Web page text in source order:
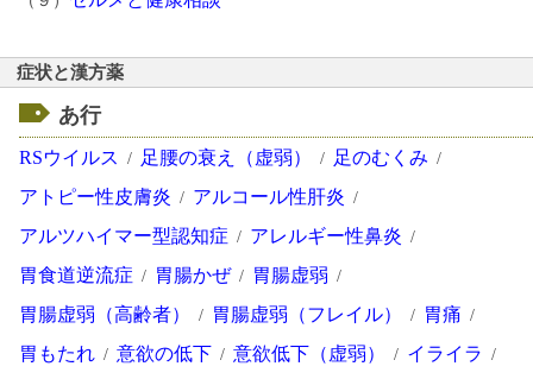
症状と漢方薬
あ行
RSウイルス 足腰の衰え（虚弱）
足のむくみ
アトピー性皮膚炎
アルコール性肝炎
アルツハイマー型認知症
アレルギー性鼻炎
胃食道逆流症
胃腸かぜ
胃腸虚弱
胃腸虚弱（高齢者）
胃腸虚弱（フレイル）
胃痛
胃もたれ
意欲の低下 意欲低下（虚弱）
イライラ